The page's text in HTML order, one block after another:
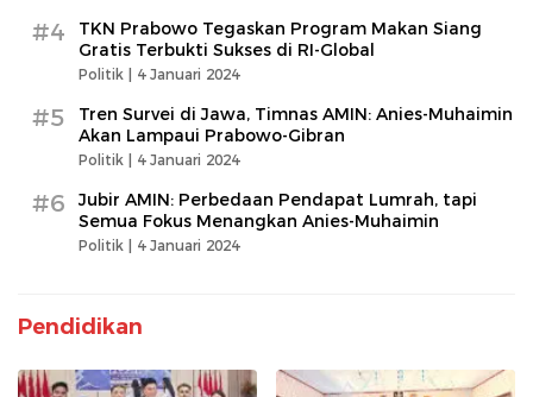
#4
TKN Prabowo Tegaskan Program Makan Siang
Gratis Terbukti Sukses di RI-Global
Politik | 4 Januari 2024
#5
Tren Survei di Jawa, Timnas AMIN: Anies-Muhaimin
Akan Lampaui Prabowo-Gibran
Politik | 4 Januari 2024
#6
Jubir AMIN: Perbedaan Pendapat Lumrah, tapi
Semua Fokus Menangkan Anies-Muhaimin
Politik | 4 Januari 2024
Pendidikan